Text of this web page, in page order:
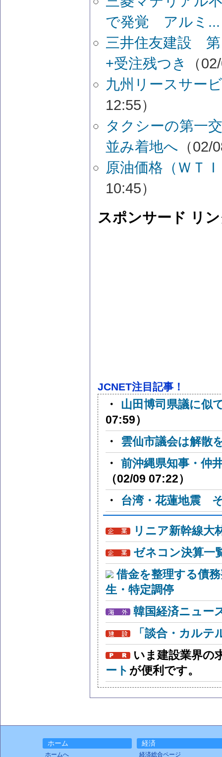
で発覚 アルミ...
三井住友建設
+受注残つき
（
九州リースサー
12:55）
タクシーの第一
並み着地へ （02/
原油価格（ＷＴ
10:45）
スポンサード リ
JCNET注目記事！
・
山田博司県議に似
07:59）
・
雲仙市議会は解散
・ 前沖縄県知事・仲
（02/09 07:22）
・
台湾・花蓮地震
リニア新幹線大
ゼネコン決算一
借金を整理する債
生・特定調停
韓国経済ニュー
「談合・カル
いま建設業界の
ート が便利です。
ホーム
ホームへ
経済
経済総合ページ